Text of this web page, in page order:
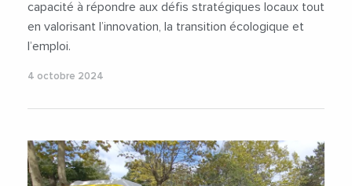
capacité à répondre aux défis stratégiques locaux tout
en valorisant l’innovation, la transition écologique et
l’emploi.
4 octobre 2024